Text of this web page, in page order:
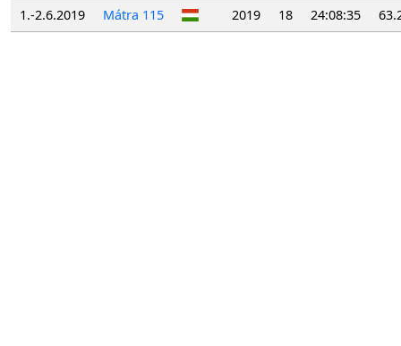
1.-2.6.2019
Mátra 115 2019 18 24:08:35